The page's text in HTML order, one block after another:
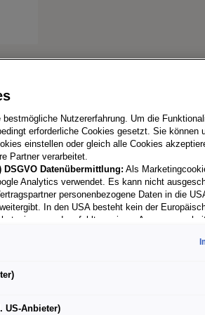
Nutzererfahrung. Um die
erforderliche Cookies gesetzt. Sie können
einstellen oder gleich alle Cookies
Partner verarbeitet.
Datenübermittlung: Als
Analytics verwendet. Es kann nicht
personenbezogene Daten in die
In den USA besteht kein der
und es fehlt an einem
können, in den USA keine
erlangen können, wobei Eingriffe in Ihre
Notwendige beschränkt sind.
Sollten Sie
Art 49 Abs 1 lit a) DSGVO der Übermittlung
US-Anbieter)